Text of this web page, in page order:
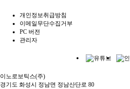
개인정보취급방침
이메일무단수집거부
PC 버전
관리자
이노로보틱스(주)
경기도 화성시 정남면 정남산단로 80